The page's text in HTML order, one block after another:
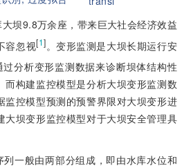
坝9.8万余座，带来巨大社会经济效益
容忽视[1]。变形监测是大坝长期运行安
过分析变形监测数据来诊断坝体结构性
而构建监控模型是分析大坝变形监测数
监控模型预测的预警界限对大坝变形进
大坝变形监控模型对于大坝安全管理具
列一般由两部分组成，即由水库水位和